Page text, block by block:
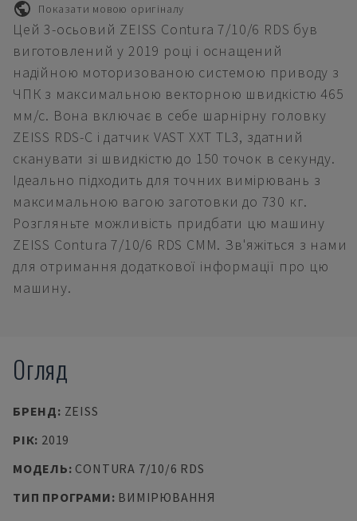
Показати мовою оригіналу
Цей 3-осьовий ZEISS Contura 7/10/6 RDS був
виготовлений у 2019 році і оснащений
надійною моторизованою системою приводу з
ЧПК з максимальною векторною швидкістю 465
мм/с. Вона включає в себе шарнірну головку
ZEISS RDS-C і датчик VAST XXT TL3, здатний
сканувати зі швидкістю до 150 точок в секунду.
Ідеально підходить для точних вимірювань з
максимальною вагою заготовки до 730 кг.
Розгляньте можливість придбати цю машину
ZEISS Contura 7/10/6 RDS CMM. Зв'яжіться з нами
для отримання додаткової інформації про цю
машину.
Огляд
БРЕНД: ZEISS
РІК: 2019
МОДЕЛЬ: CONTURA 7/10/6 RDS
ТИП ПРОГРАМИ: ВИМІРЮВАННЯ